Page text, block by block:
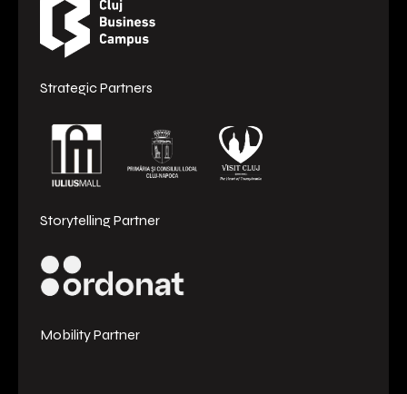
Strategic Partners
Storytelling Partner
Mobility Partner